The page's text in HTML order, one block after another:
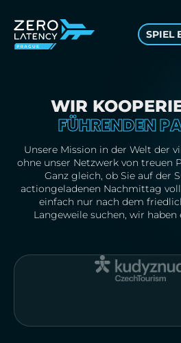
SPIEL
WIR
FÜHRENDEN
Unsere Mission in der Welt der
ohne unser Netzwerk von treuen
Ganz gleich, ob Sie auf der
actiongeladenen Nachmittag
einfach nur nach dem
Langeweile suchen, wir haben